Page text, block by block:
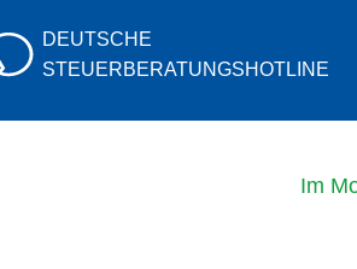
DEUTSCHE
STEUERBERATUNGSHOTLINE
Im